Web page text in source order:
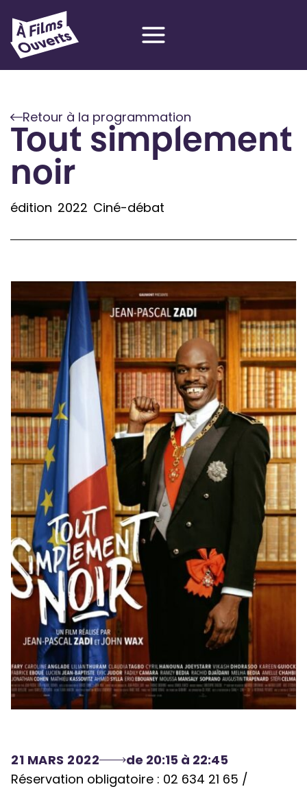
contenu
Retour à la programmation
Tout simplement
noir
édition 2022 Ciné-débat
21 MARS 2022
de 20:15 à 22:45
Réservation obligatoire : 02 634 21 65 /